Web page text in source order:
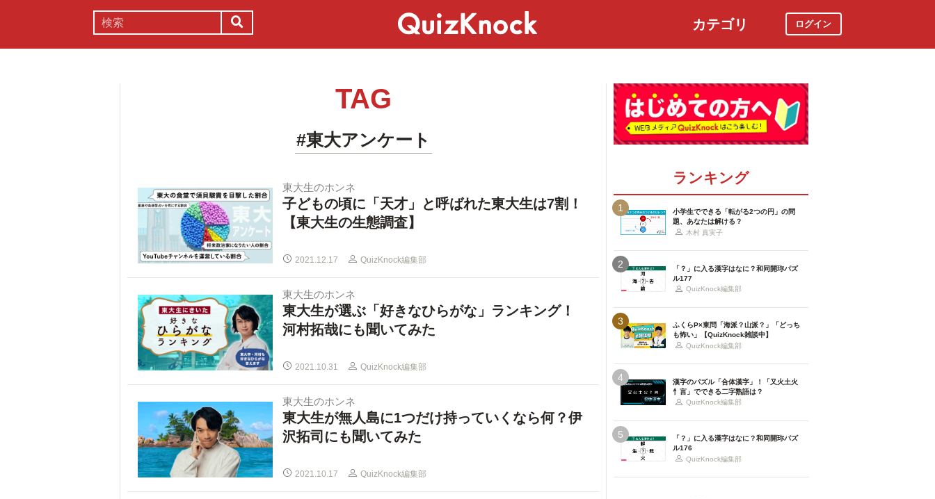
カテゴリ ログイン
TAG
#東大アンケート
東大生のホンネ
子どもの頃に「天才」と呼ばれた東大生は7割！
【東大生の生態調査】
2021.12.17 QuizKnock編集部
東大生のホンネ
東大生が選ぶ「好きなひらがな」ランキング！
河村拓哉にも聞いてみた
2021.10.31 QuizKnock編集部
東大生のホンネ
東大生が無人島に1つだけ持っていくなら何？伊
沢拓司にも聞いてみた
2021.10.17 QuizKnock編集部
ランキング
1
小学生でできる「転がる2つの円」の問
題、あなたは解ける？
木村 真実子
2
「？」に入る漢字はなに？和同開珎パズ
ル177
QuizKnock編集部
3
ふくらP×東問「海派？山派？」「どっち
も怖い」【QuizKnock雑談中】
QuizKnock編集部
4
漢字のパズル「合体漢字」！「又火土火
忄言」でできる二字熟語は？
QuizKnock編集部
5
「？」に入る漢字はなに？和同開珎パズ
ル176
QuizKnock編集部